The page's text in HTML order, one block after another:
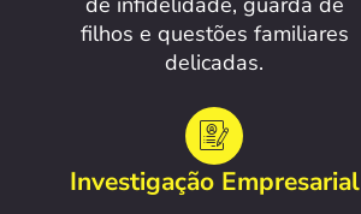
filhos e questões familiares
delicadas.
Investigação Empresarial